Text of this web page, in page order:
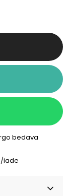
bedava
iade